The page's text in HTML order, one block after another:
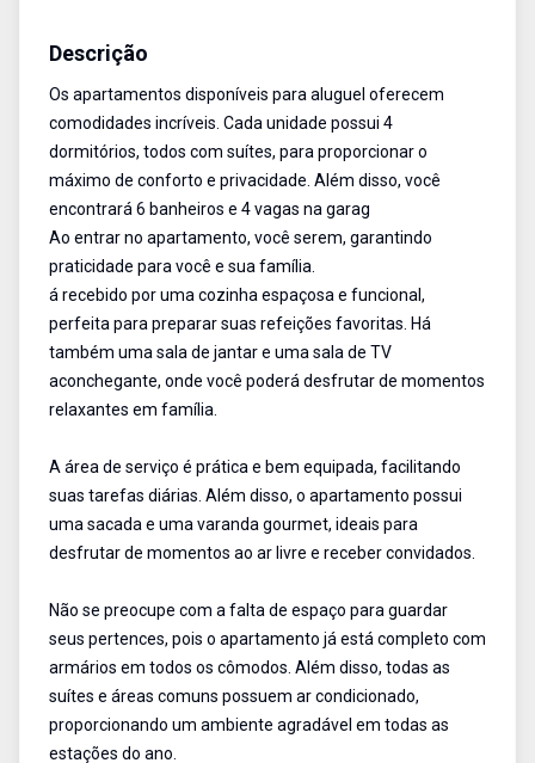
Descrição
Os apartamentos disponíveis para aluguel oferecem
comodidades incríveis. Cada unidade possui 4
dormitórios, todos com suítes, para proporcionar o
máximo de conforto e privacidade. Além disso, você
encontrará 6 banheiros e 4 vagas na garag
Ao entrar no apartamento, você serem, garantindo
praticidade para você e sua família.
á recebido por uma cozinha espaçosa e funcional,
perfeita para preparar suas refeições favoritas. Há
também uma sala de jantar e uma sala de TV
aconchegante, onde você poderá desfrutar de momentos
relaxantes em família.
A área de serviço é prática e bem equipada, facilitando
suas tarefas diárias. Além disso, o apartamento possui
uma sacada e uma varanda gourmet, ideais para
desfrutar de momentos ao ar livre e receber convidados.
Não se preocupe com a falta de espaço para guardar
seus pertences, pois o apartamento já está completo com
armários em todos os cômodos. Além disso, todas as
suítes e áreas comuns possuem ar condicionado,
proporcionando um ambiente agradável em todas as
estações do ano.